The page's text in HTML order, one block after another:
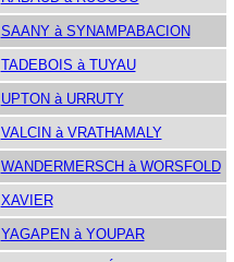
SAANY à SYNAMPABACION
TADEBOIS à TUYAU
UPTON à URRUTY
VALCIN à VRATHAMALY
WANDERMERSCH à WORSFOLD
XAVIER
YAGAPEN à YOUPAR